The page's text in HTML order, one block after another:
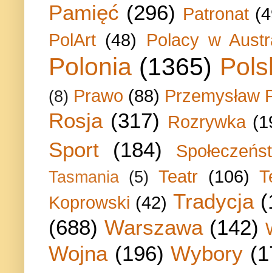
Pamięć (296) Patronat
PolArt (48) Polacy w
Polonia (1365)
(8) Prawo (88) Przemysław
Rosja (317) Rozrywka
Sport (184)
Tasmania (5) Teatr (106)
Koprowski (42) Tradycja
(688) Warszawa (142)
Wojna (196) Wybory